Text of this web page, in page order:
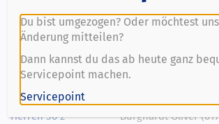
Webers Simon
Herren 2
Frankeser Matthias
Herren 3
Webers Benedikt
Herren 30 1
Krömer Alexander
Herren 40 2
Neumann Sebastian
Herren 50 1
Herren 50 2
Burghardt Oliver
Du bist umgezogen? Oder möchtest
Änderung mitteilen?
Dann kannst du das ab heute ganz
Servicepoint machen.
Servicepoint